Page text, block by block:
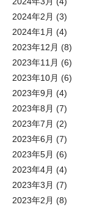
2024年2月 (3)
2024年1月 (4)
2023年12月 (8)
2023年11月 (6)
2023年10月 (6)
2023年9月 (4)
2023年8月 (7)
2023年7月 (2)
2023年6月 (7)
2023年5月 (6)
2023年4月 (4)
2023年3月 (7)
2023年2月 (8)